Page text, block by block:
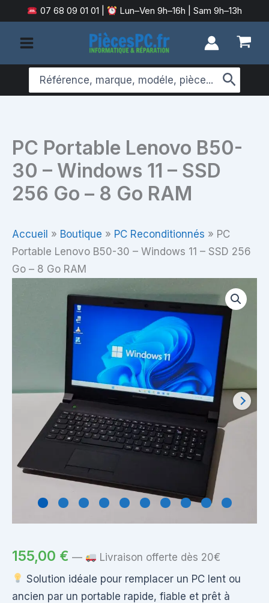
au
contenu
07 68 09 01 01 Lun–Ven 9h–16h | Sam 9h–13h
Search
for:
PC Portable Lenovo B50-
30 – Windows 11 – SSD
256 Go – 8 Go RAM
Accueil » Boutique » PC Reconditionnés » PC
Portable Lenovo B50-30 – Windows 11 – SSD 256
Go – 8 Go RAM
155,00 € —
Livraison offerte dès 20€
Solution idéale pour remplacer un PC lent ou
ancien par un portable rapide, fiable et prêt à